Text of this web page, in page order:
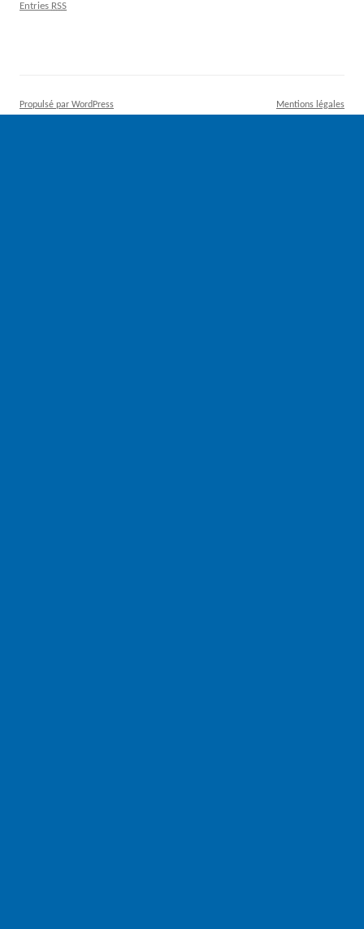
Entries RSS
Propulsé par WordPress Mentions légales